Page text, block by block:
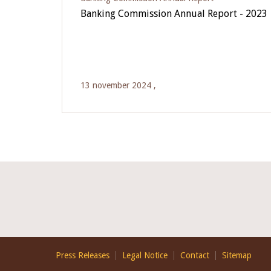
Banking Commission Annual Report - 2023
13 november 2024 ,
Footer
EN
Press Releases Legal Notice Contact Sitemap